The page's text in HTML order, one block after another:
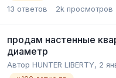
13 ответов 2k просмотров
продам настенные
диаметр
Автор HUNTER LIBERTY, 2